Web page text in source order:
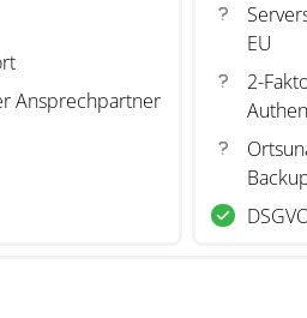
Ansprechpartner
EU
2-